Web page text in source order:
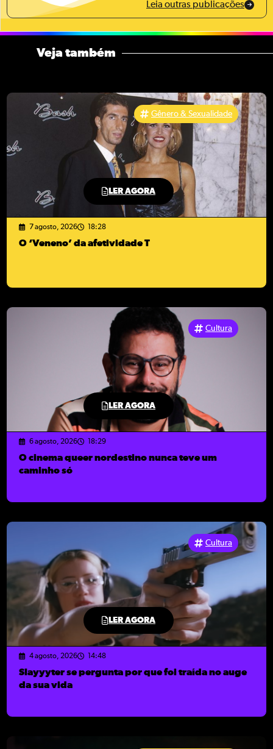
Leia outras publicações
Veja também
LER AGORA
Gênero & Sexualidade
7 agosto, 2026 18:28
O ‘Veneno’ da afetividade T
LER AGORA
Cultura
6 agosto, 2026 18:29
O cinema queer nordestino nunca teve um
caminho só
LER AGORA
Cultura
4 agosto, 2026 14:48
Slayyyter se pergunta por que foi traída no auge
da sua vida